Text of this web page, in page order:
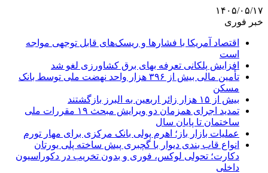
۱۴۰۵/۰۵/۱۷
خبر فوری
اقتصاد آمریکا با فشارها و ریسک‌های قابل توجهی مواجه
است
افزایش پلکانی تعرفه بهای برق کشاورزی لغو شد
تأمین مالی بیش از ۳۹۶ هزار واحد نهضت ملی توسط بانک
مسکن
بیش از ۱۵ هزار زائر اربعین به البرز بازگشتند
تمدید اجرای همزمان دو ویرایش مبحث ۱۹ مقررات ملی
ساختمان تا پایان سال
عملیات بازار باز؛ اهرم پولی بانک مرکزی برای مهار تورم
انواع قاب بندی دیوار با گچبری پیش ساخته پلی یورتان
دکارت؛ تحولی لوکس، فوری و بدون تخریب در دکوراسیون
داخلی